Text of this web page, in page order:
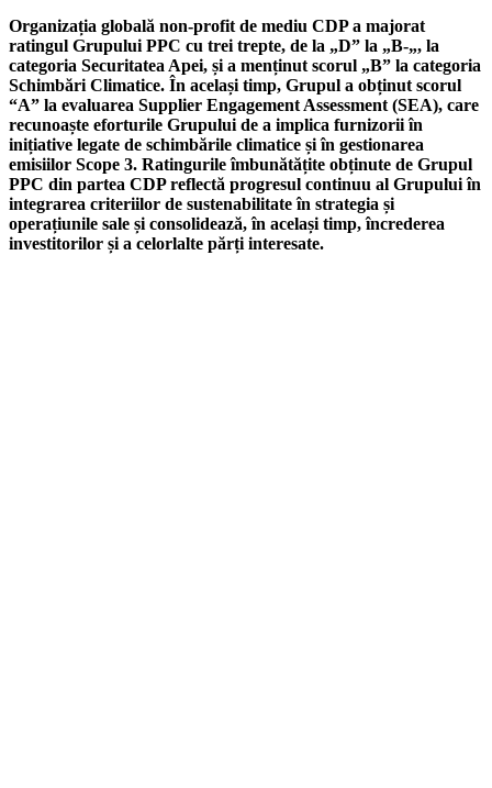
Organizația globală non-profit de mediu CDP a majorat
ratingul Grupului PPC cu trei trepte, de la „D” la „B-„, la
categoria Securitatea Apei, și a menținut scorul „B” la categoria
Schimbări Climatice. În același timp, Grupul a obținut scorul
“A” la evaluarea Supplier Engagement Assessment (SEA), care
recunoaște eforturile Grupului de a implica furnizorii în
inițiative legate de schimbările climatice și în gestionarea
emisiilor Scope 3. Ratingurile îmbunătățite obținute de Grupul
PPC din partea CDP reflectă progresul continuu al Grupului în
integrarea criteriilor de sustenabilitate în strategia și
operațiunile sale și consolidează, în același timp, încrederea
investitorilor și a celorlalte părți interesate.